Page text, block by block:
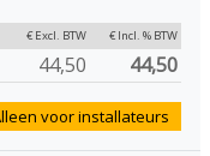
€ Excl. BTW € Incl. % BTW
44,50 44,50
voor installateurs